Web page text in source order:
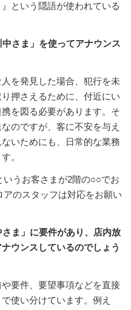
という隠語が使われている
さま」を使ってアナウンス
を発見した場合、犯行を未
押さえるために、付近にい
を図る必要があります。そ
のですが、客に不安を与え
いためにも、日常的な業務
。
うお客さまが2階の○○でお
のスタッフは対応をお願い
ま」に要件があり、店内放
ウンスしているのでしょう
要件、要望事項などを直接
使い分けています。例え